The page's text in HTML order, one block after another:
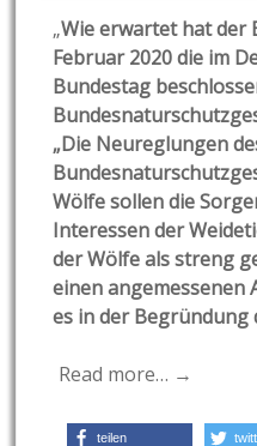
„Wie erwartet hat der
Februar 2020 die im
Bundestag
„Die Neureglungen
Wölfe sollen die
Interessen der
der Wölfe als streng
einen angemessenen
es in der Begründung
Read more… →
teilen